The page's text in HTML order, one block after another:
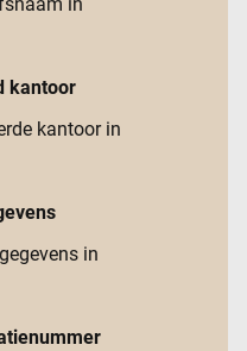
kantoor
kantoor in
in